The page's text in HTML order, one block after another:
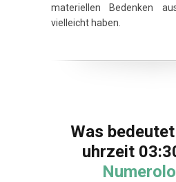
materiellen Bedenken
vielleicht haben.
Was
uhrzeit